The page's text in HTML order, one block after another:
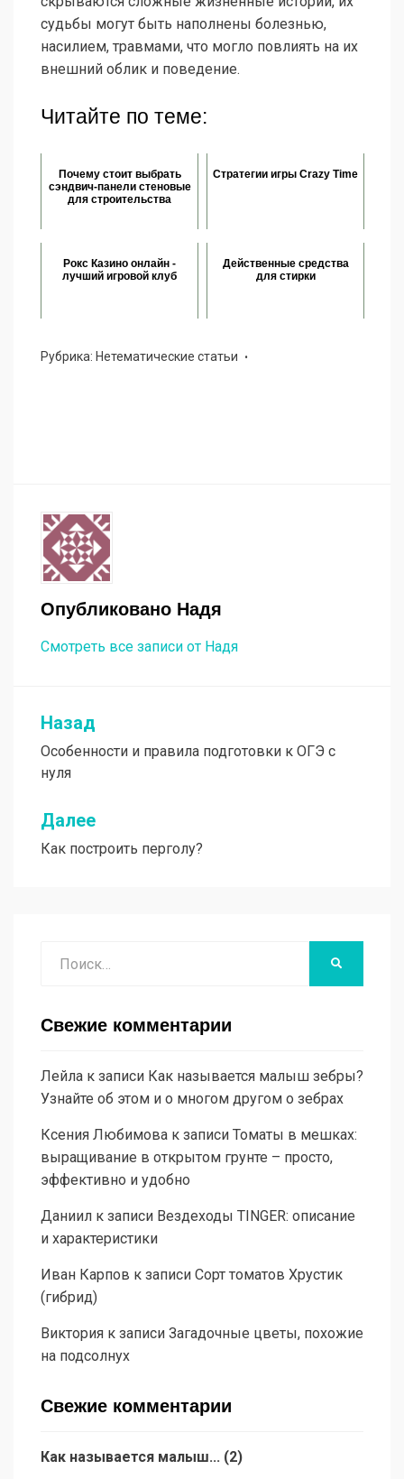
судьбы могут быть наполнены болезнью,
насилием, травмами, что могло повлиять на их
внешний облик и поведение.
Читайте по теме:
Почему стоит выбрать
сэндвич-панели стеновые
для строительства
Стратегии игры Crazy Time
Рокс Казино онлайн -
лучший игровой клуб
Действенные средства
для стирки
Рубрика: Нетематические статьи
Опубликовано Надя
Смотреть все записи от Надя
Навигация
по
записям
Назад
Особенности и правила подготовки к ОГЭ с
нуля
Далее
Как построить перголу?
Свежие комментарии
Лейла к записи Как называется малыш зебры?
Узнайте об этом и о многом другом о зебрах
Ксения Любимова к записи Томаты в мешках:
выращивание в открытом грунте – просто,
эффективно и удобно
Даниил к записи Вездеходы TINGER: описание
и характеристики
Иван Карпов к записи Сорт томатов Хрустик
(гибрид)
Виктория к записи Загадочные цветы, похожие
на подсолнух
Свежие комментарии
Как называется малыш... (2)